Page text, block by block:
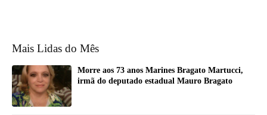
Mais Lidas do Mês
Morre aos 73 anos Marines Bragato Martucci,
irmã do deputado estadual Mauro Bragato